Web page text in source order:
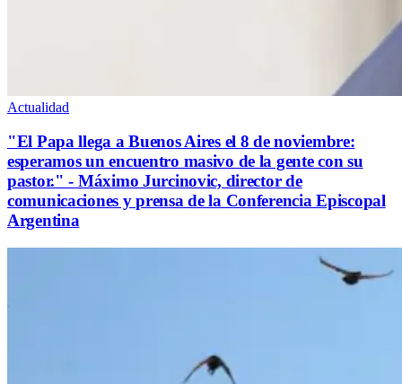
Actualidad
"El Papa llega a Buenos Aires el 8 de noviembre:
esperamos un encuentro masivo de la gente con su
pastor." - Máximo Jurcinovic, director de
comunicaciones y prensa de la Conferencia Episcopal
Argentina